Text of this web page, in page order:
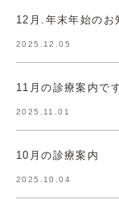
12月.年末年始のお
2025.12.05
11月の診療案内で
2025.11.01
10月の診療案内
2025.10.04